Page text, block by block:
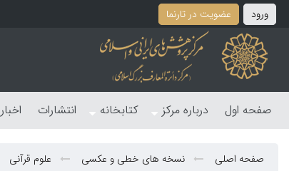
ورود عضویت در تارنما
صفحه اول درباره مرکز کتابخانه انتشارات اخبار
صفحه اصلی نسخه های خطی و عکسی علوم قرآنی